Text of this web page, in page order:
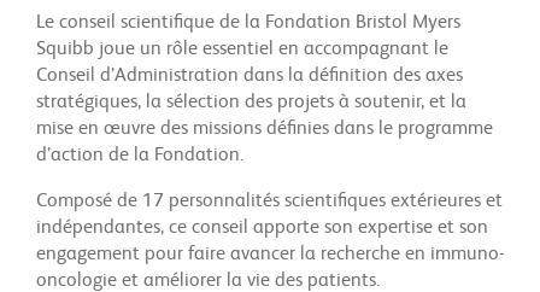
Le conseil scientifique de la Fondation Bristol Myers
Squibb joue un rôle essentiel en accompagnant le
Conseil d’Administration dans la définition des axes
stratégiques, la sélection des projets à soutenir, et la
mise en œuvre des missions définies dans le programme
d’action de la Fondation.
Composé de 17 personnalités scientifiques extérieures et
indépendantes, ce conseil apporte son expertise et son
engagement pour faire avancer la recherche en immuno-
oncologie et améliorer la vie des patients.